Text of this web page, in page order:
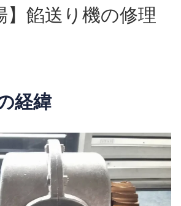
】餡送り機の修理
経緯